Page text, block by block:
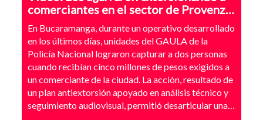
comerciantes en el sector de Provenza,
Bucaramanga
En Bucaramanga, durante un operativo desarrollado
en los últimos días, unidades del GAULA de la
Policía Nacional lograron capturar a dos personas
cuando recibían cinco millones de pesos exigidos a
un comerciante de la ciudad. La acción, resultado de
un plan antiextorsión apoyado en análisis técnico y
seguimiento audiovisual, permitió desarticular una